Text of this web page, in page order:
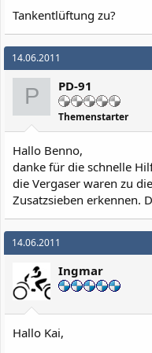
Tankentlüftung zu?
14.06.2011
P PD-91
Themenstarter
Hallo Benno,
danke für die schnelle
die Vergaser waren zu
Zusatzsieben erkennen.
14.06.2011
Ingmar
Hallo Kai,